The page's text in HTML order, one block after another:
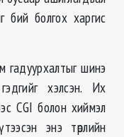
бий болгох харгис
гадуурхалтыг шинэ
хэлсэн. Их
CGI болон хиймэл
энэ төрлийн